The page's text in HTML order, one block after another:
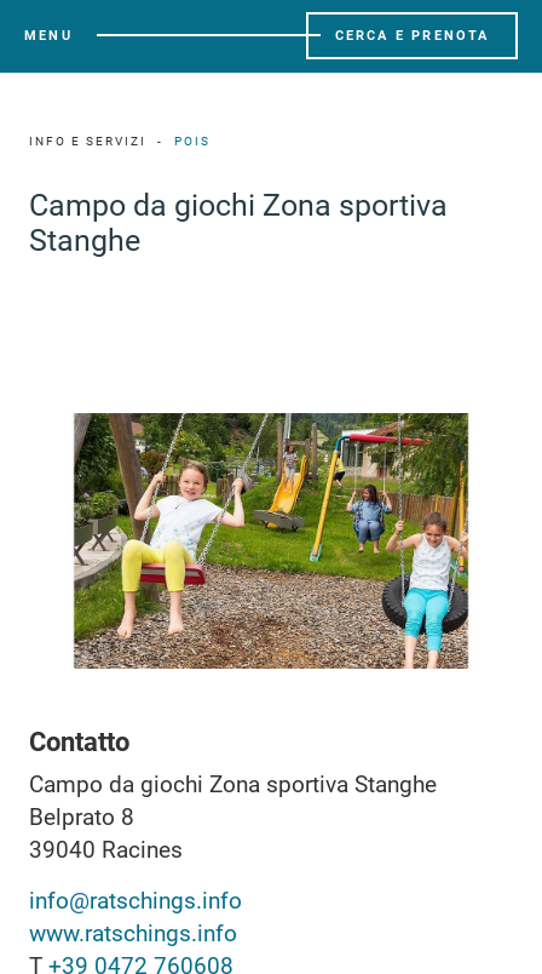
MENU CERCA E PRENOTA
INFO E SERVIZI POIS
Campo da giochi Zona sportiva
Stanghe
Contatto
Campo da giochi Zona sportiva Stanghe
Belprato 8
39040 Racines
info@ratschings.info
www.ratschings.info
T +39 0472 760608